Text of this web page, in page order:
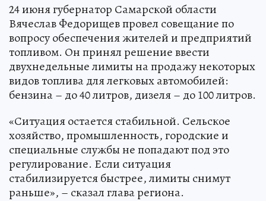
24 июня губернатор Самарской области
Вячеслав Федорищев провел совещание по
вопросу обеспечения жителей и предприятий
топливом. Он принял решение ввести
двухнедельные лимиты на продажу некоторых
видов топлива для легковых автомобилей:
бензина – до 40 литров, дизеля – до 100 литров.
«Ситуация остается стабильной. Сельское
хозяйство, промышленность, городские и
специальные службы не попадают под это
регулирование. Если ситуация
стабилизируется быстрее, лимиты снимут
раньше», – сказал глава региона.